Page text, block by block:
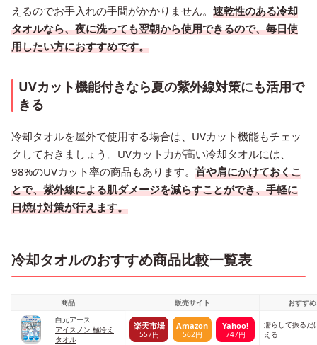
えるのでお手入れの手間がかかりません。 速乾性のある冷却
タオルなら、夜に洗っても翌朝から使用できるので、毎日使
用したい方におすすめです。
UVカット機能付きなら夏の紫外線対策にも活用で
きる
冷却タオルを屋外で使用する場合は、UVカット機能もチェッ
クしておきましょう。UVカット力が高い冷却タオルには、
98%のUVカット率の商品もあります。 首や肩にかけておくこ
とで、紫外線による肌ダメージを減らすことができ、手軽に
日焼け対策が行えます。
冷却タオルのおすすめ商品比較一覧表
商品 販売サイト
おすす
白元アース
アイスノン 極冷え
タオル
楽天市場
557円
Amazon
562円
Yahoo!
747円
濡らして振るだ
える